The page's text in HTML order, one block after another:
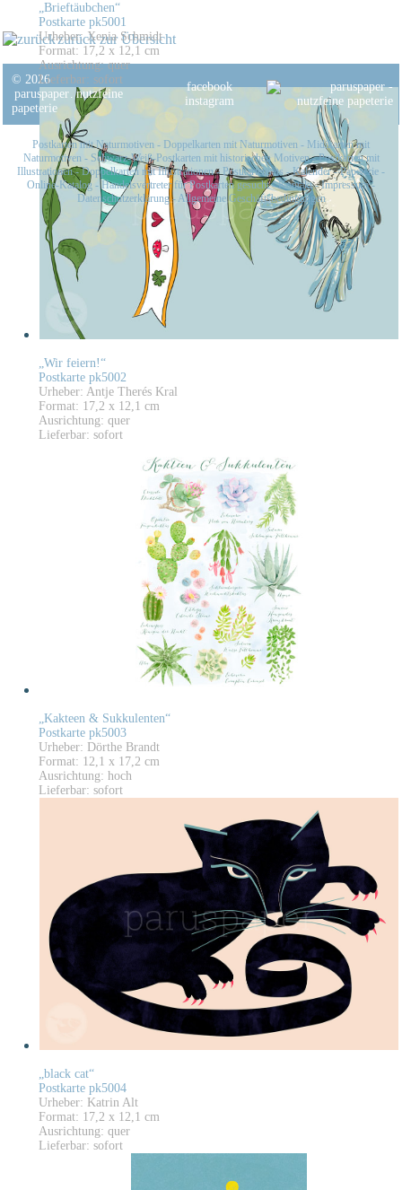
„Brieftäubchen“
Postkarte pk5001
Urheber: Xenia Schmidt
Format: 17,2 x 12,1 cm
Ausrichtung: quer
Lieferbar: sofort
„Wir feiern!“
Postkarte pk5002
Urheber: Antje Therés Kral
Format: 17,2 x 12,1 cm
Ausrichtung: quer
Lieferbar: sofort
„Kakteen & Sukkulenten“
Postkarte pk5003
Urheber: Dörthe Brandt
Format: 12,1 x 17,2 cm
Ausrichtung: hoch
Lieferbar: sofort
„black cat“
Postkarte pk5004
Urheber: Katrin Alt
Format: 17,2 x 12,1 cm
Ausrichtung: quer
Lieferbar: sofort
zurück zur Übersicht
© 2026
paruspaper. nutzfeine
papeterie
facebook
instagram
Postkarten mit Naturmotiven - Doppelkarten mit Naturmotiven - Midikarten mit
Naturmotiven - Schwarz-Weiß-Postkarten mit historischen Motiven-Postkarten mit
Illustrationen-Doppelkarten mit Illustrationen-Postkartensets-Kalender-Papeterie -
Online-Katalog -Handelsvertreter für Postkarten gesucht-Kontakt-Impressum-
Datenschutzerklärung- Allgemeine Geschäftsbedingungen